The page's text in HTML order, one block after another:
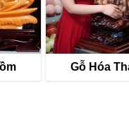
Gỗ Hóa